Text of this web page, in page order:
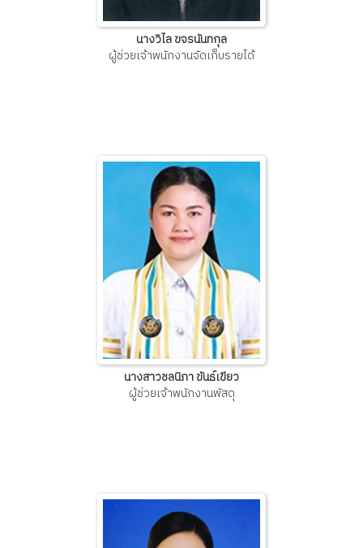
นางวิไล ขจรนันทกุล
ผู้ช่วยเจ้าพนักงานจัดเก็บรายได้
นางสาวชลนิภา ขันธ์เขียว
ผู้ช่วยเจ้าพนักงานพัสดุ